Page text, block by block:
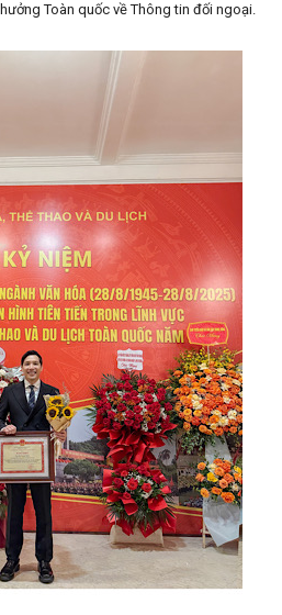
Toàn quốc về Thông tin đối ngoại.